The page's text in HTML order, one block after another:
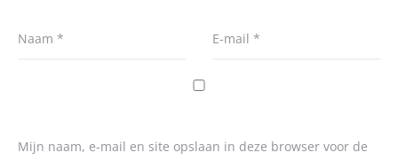
Naam * E-mail *
Mijn naam, e-mail en site opslaan in deze browser voor de